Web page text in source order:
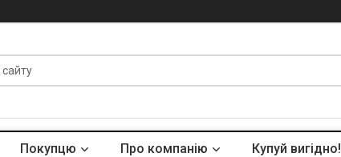
Покупцю Про компанію Купуй вигідно!